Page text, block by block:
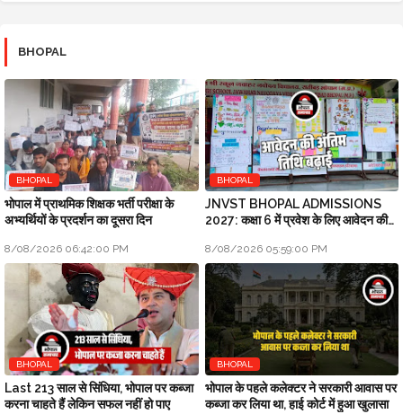
BHOPAL
BHOPAL
भोपाल में प्राथमिक शिक्षक भर्ती परीक्षा के
अभ्यर्थियों के प्रदर्शन का दूसरा दिन
8/08/2026 06:42:00 PM
BHOPAL
JNVST BHOPAL ADMISSIONS
2027: कक्षा 6 में प्रवेश के लिए आवेदन की
8/08/2026 05:59:00 PM
BHOPAL
Last 213 साल से सिंधिया, भोपाल पर कब्जा
करना चाहते हैं लेकिन सफल नहीं हो पाए
BHOPAL
भोपाल के पहले कलेक्टर ने सरकारी आवास पर
कब्जा कर लिया था, हाई कोर्ट में हुआ खुलासा